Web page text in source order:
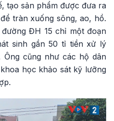
tạo sản phẩm được đưa ra
tràn xuống sông, ao, hồ.
ĐH 15 chỉ một đoạn
sinh gần 50 tỉ tiền xử lý
cũng như các hộ dân
học khảo sát kỹ lưỡng